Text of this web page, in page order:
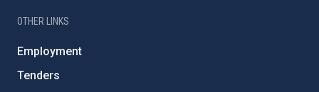
OTHER LINKS
Employment
Tenders